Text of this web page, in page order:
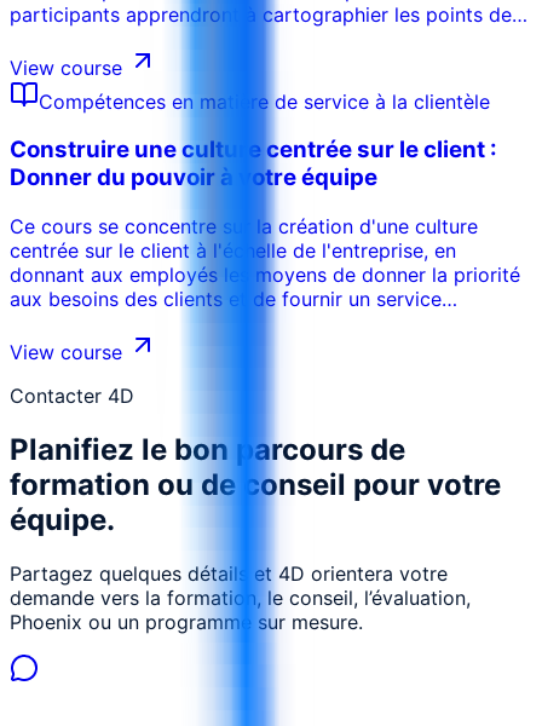
participants apprendront à cartographier les points de
douloureux et à concevoir des solutions de service qui
dépassent les attentes des clients. Le programme met
l'accent sur une approche centrée sur le client pour la
conception de services, en incorporant le retour
d'information et les données pour optimiser l'expérience
du client.
View course
Compétences en matière de service à la clientèle
Construire une culture centrée sur le client :
Donner du pouvoir à votre équipe
Ce cours se concentre sur la création d'une culture
centrée sur le client à l'échelle de l'entreprise, en
donnant aux employés les moyens de donner la priorité
aux besoins des clients et de fournir un service
favoriser une culture de l'empathie, de la responsabilité
l'accent sur l'importance du soutien de la direction, de la
clients dans la mise en œuvre d'une approche centrée
sur le client.
View course
Contacter 4D
Planifiez le bon parcours de
formation ou de conseil pour votre
équipe.
Partagez quelques détails et 4D orientera votre
demande vers la formation, le conseil, l’évaluation,
Phoenix ou un programme sur mesure.